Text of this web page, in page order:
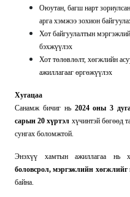
Оюутан, багш нарт
арга хэмжээ зохион
Хот байгуулалтын
бэхжүүлэх
Хот төлөвлөлт, хөгжлийн
ажиллагааг өргөжүүлэх
Хугацаа
Санамж бичиг нь 2024 оны 3
сарын 20 хүртэл хүчинтэй бөгөөд
сунгах боломжтой.
Энэхүү хамтын ажиллагаа нь
боловсрол, мэргэжлийн
байна.